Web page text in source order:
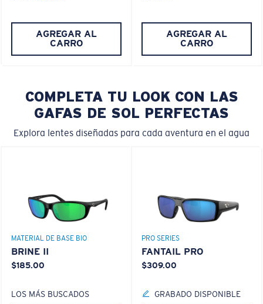
AGREGAR AL
CARRO
AGREGAR AL
CARRO
COMPLETA TU LOOK CON LAS
GAFAS DE SOL PERFECTAS
Explora lentes diseñadas para cada aventura en el agua
MATERIAL DE BASE BIO
BRINE II
$185.00
LOS MÁS BUSCADOS
PRO SERIES
FANTAIL PRO
$309.00
GRABADO DISPONIBLE